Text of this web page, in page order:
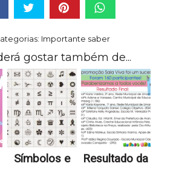
Importante saber
gostar também de...
Símbolos e
Resultado da